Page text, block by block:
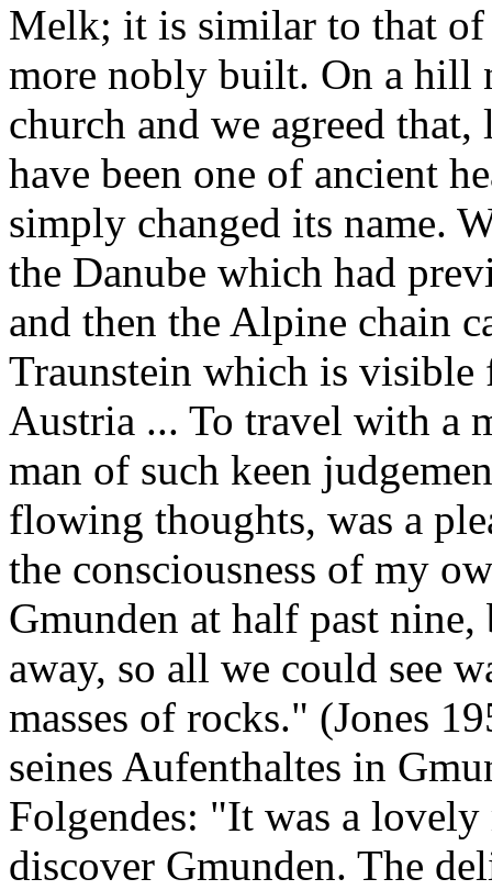
Melk; it is similar to that of
more nobly built. On a hill
church and we agreed
have been one of ancient
simply changed its name.
the Danube which had
and then the Alpine chain
Traunstein which is
Austria ... To travel with a
man of such keen
flowing thoughts, was a
the consciousness of my
Gmunden at half past
away, so all we could see
masses of rocks." (Jones
seines Aufenthaltes in
Folgendes: "It was a
discover Gmunden. The